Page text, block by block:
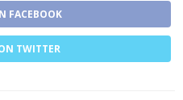
FACEBOOK
TWITTER